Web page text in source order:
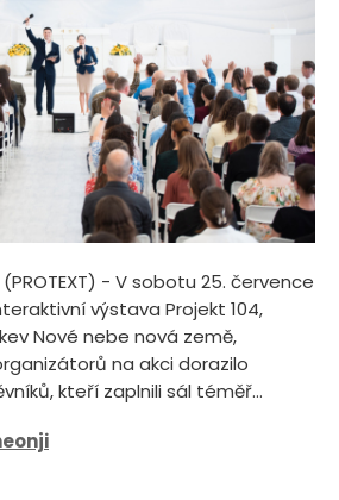
- V sobotu 25. července
výstava Projekt 104,
Nové nebe nová země,
na akci dorazilo
kteří zaplnili sál téměř...